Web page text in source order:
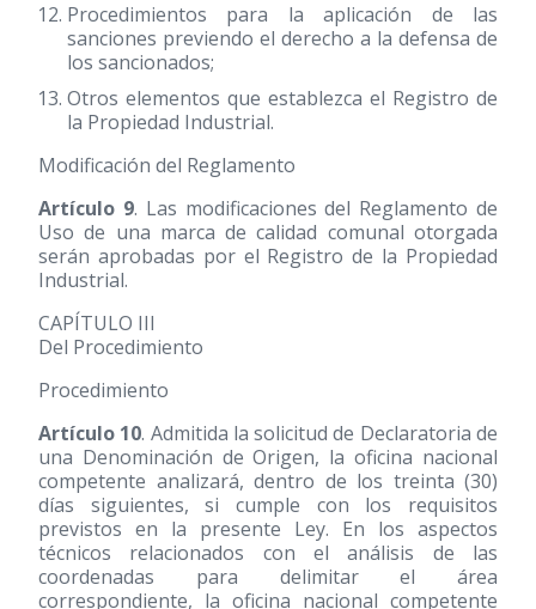
Procedimientos para la aplicación de las
sanciones previendo el derecho a la defensa de
los sancionados;
Otros elementos que establezca el Registro de
la Propiedad Industrial.
Modificación del Reglamento
Artículo 9. Las modificaciones del Reglamento de
Uso de una marca de calidad comunal otorgada
serán aprobadas por el Registro de la Propiedad
Industrial.
CAPÍTULO III
Del Procedimiento
Procedimiento
Artículo 10. Admitida la solicitud de Declaratoria de
una Denominación de Origen, la oficina nacional
competente analizará, dentro de los treinta (30)
días siguientes, si cumple con los requisitos
previstos en la presente Ley. En los aspectos
técnicos relacionados con el análisis de las
coordenadas para delimitar el área
correspondiente, la oficina nacional competente